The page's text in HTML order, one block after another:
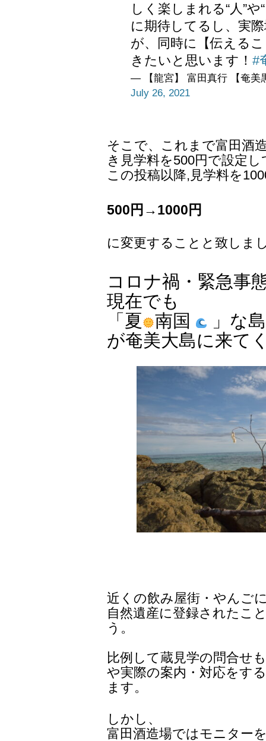
しく楽しまれる“人”
に期待してるし、実
が、同時に【伝える
きたいと思います！ #
— 【龍宮】 富田真行 【奄美
July 26, 2021
そこで、これまで富田酒
き見学料を500円で設定
この投稿以降,見学料を
500円→1000円
に変更することと致しま
コロナ禍・緊急事
現在でも
「夏
南国
」な
が奄美大島に来て
近くの飲み屋街・やんご
自然遺産に登録されたこ
う。
比例して蔵見学の問合せ
や実際の案内・対応をす
ます。
しかし、
富田酒造場ではモニター